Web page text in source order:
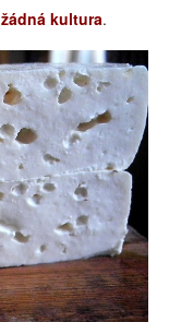
žádná kultura.